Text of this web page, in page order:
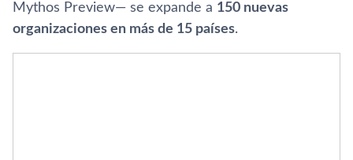
Mythos Preview— se expande a 150 nuevas
organizaciones en más de 15 países.